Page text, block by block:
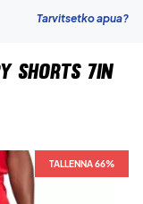
Tarvitsetko apua?
Shorts 7in
TALLENNA 66%
TALLENNA 66%